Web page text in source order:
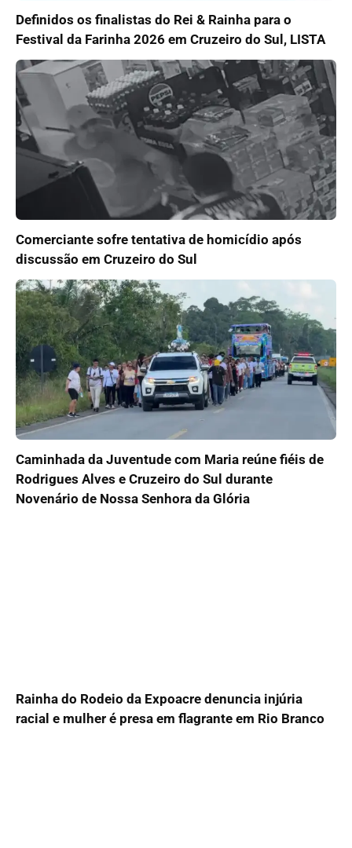
Definidos os finalistas do Rei & Rainha para o
Festival da Farinha 2026 em Cruzeiro do Sul, LISTA
Comerciante sofre tentativa de homicídio após
discussão em Cruzeiro do Sul
Caminhada da Juventude com Maria reúne fiéis de
Rodrigues Alves e Cruzeiro do Sul durante
Novenário de Nossa Senhora da Glória
Rainha do Rodeio da Expoacre denuncia injúria
racial e mulher é presa em flagrante em Rio Branco